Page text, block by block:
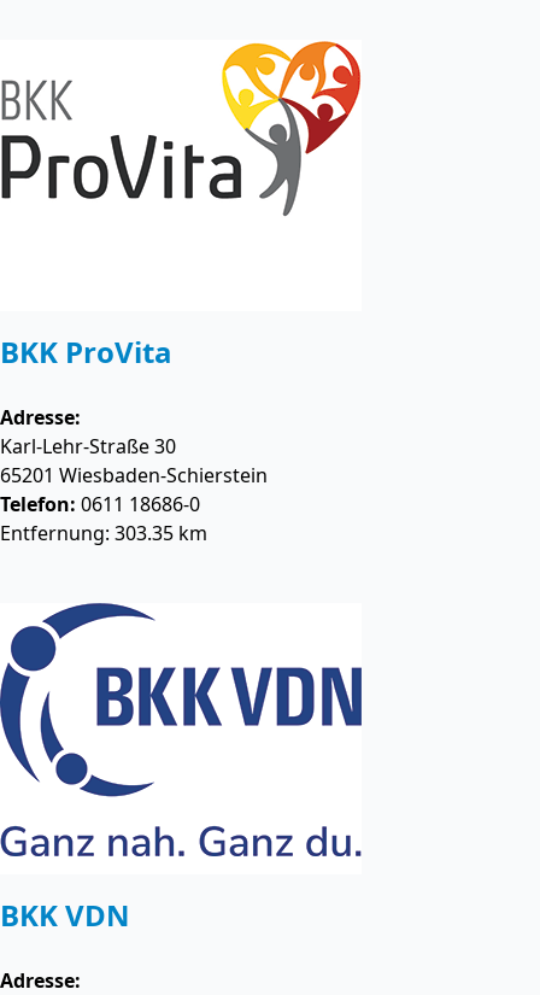
BKK ProVita
Adresse:
Karl-Lehr-Straße 30
65201 Wiesbaden-Schierstein
Telefon: 0611 18686-0
Entfernung: 303.35 km
BKK VDN
Adresse: